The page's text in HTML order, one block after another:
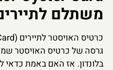
משתלם
גרסה של כרטיס האויסטר
בלונדון. אז האם באמת כדאי